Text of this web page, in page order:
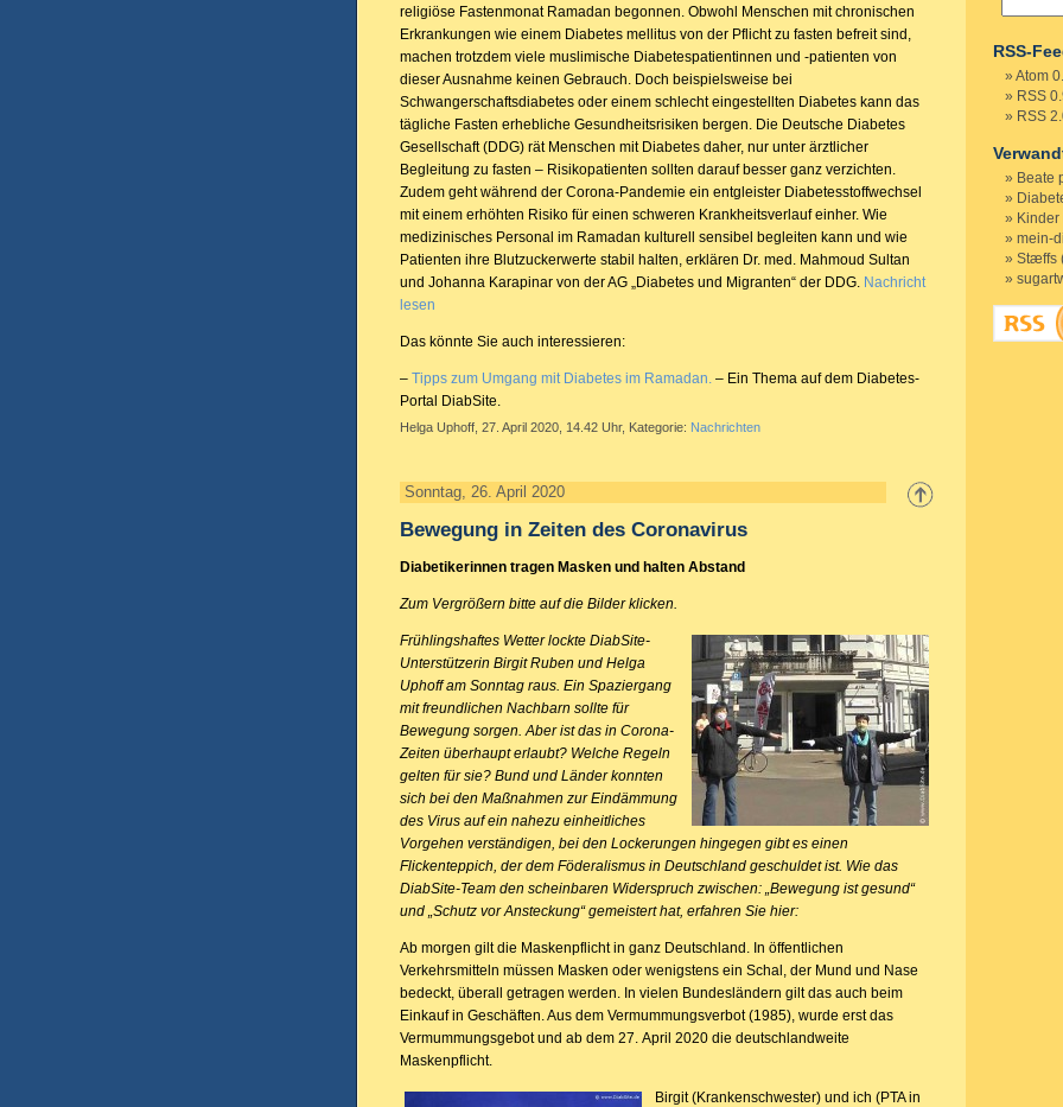
religiöse Fastenmonat Ramadan begonnen. Obwohl Menschen mit chronischen
Erkrankungen wie einem Diabetes mellitus von der Pflicht zu fasten befreit sind,
machen trotzdem viele muslimische Diabetespatientinnen und -patienten von
dieser Ausnahme keinen Gebrauch. Doch beispielsweise bei
Schwangerschaftsdiabetes oder einem schlecht eingestellten Diabetes kann das
tägliche Fasten erhebliche Gesundheitsrisiken bergen. Die Deutsche Diabetes
Gesellschaft (DDG) rät Menschen mit Diabetes daher, nur unter ärztlicher
Begleitung zu fasten – Risikopatienten sollten darauf besser ganz verzichten.
Zudem geht während der Corona-Pandemie ein entgleister Diabetesstoffwechsel
mit einem erhöhten Risiko für einen schweren Krankheitsverlauf einher. Wie
medizinisches Personal im Ramadan kulturell sensibel begleiten kann und wie
Patienten ihre Blutzuckerwerte stabil halten, erklären Dr. med. Mahmoud Sultan
und Johanna Karapinar von der AG „Diabetes und Migranten“ der DDG. Nachricht
lesen
Das könnte Sie auch interessieren:
– Tipps zum Umgang mit Diabetes im Ramadan. – Ein Thema auf dem Diabetes-
Portal DiabSite.
Helga Uphoff, 27. April 2020, 14.42 Uhr, Kategorie: Nachrichten
Sonntag, 26. April 2020
Bewegung in Zeiten des Coronavirus
Diabetikerinnen tragen Masken und halten Abstand
Zum Vergrößern bitte auf die Bilder klicken.
Frühlingshaftes Wetter lockte DiabSite-
Unterstützerin Birgit Ruben und Helga
Uphoff am Sonntag raus. Ein Spaziergang
mit freundlichen Nachbarn sollte für
Bewegung sorgen. Aber ist das in Corona-
Zeiten überhaupt erlaubt? Welche Regeln
gelten für sie? Bund und Länder konnten
sich bei den Maßnahmen zur Eindämmung
des Virus auf ein nahezu einheitliches
Vorgehen verständigen, bei den Lockerungen hingegen gibt es einen
Flickenteppich, der dem Föderalismus in Deutschland geschuldet ist. Wie das
DiabSite-Team den scheinbaren Widerspruch zwischen: „Bewegung ist gesund“
und „Schutz vor Ansteckung“ gemeistert hat, erfahren Sie hier:
Ab morgen gilt die Maskenpflicht in ganz Deutschland. In öffentlichen
Verkehrsmitteln müssen Masken oder wenigstens ein Schal, der Mund und Nase
bedeckt, überall getragen werden. In vielen Bundesländern gilt das auch beim
Einkauf in Geschäften. Aus dem Vermummungsverbot (1985), wurde erst das
Vermummungsgebot und ab dem 27. April 2020 die deutschlandweite
Maskenpflicht.
Birgit (Krankenschwester) und ich (PTA in
RSS-
Atom
RSS
RSS
Beate
mein-
Stæffs